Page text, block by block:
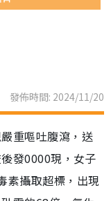
發佈時間: 2024/11/20
重嘔吐腹瀉，送
發0000現，女子
素攝取超標，出現